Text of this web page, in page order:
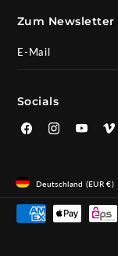
Zum
E-Mail
Socials
FacebookInstagramYouTube
Deutschland (EUR €)
Zahlungsmethoden